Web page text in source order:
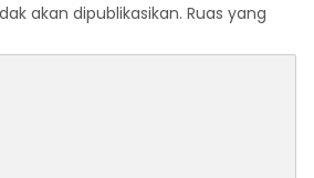
akan dipublikasikan. Ruas yang